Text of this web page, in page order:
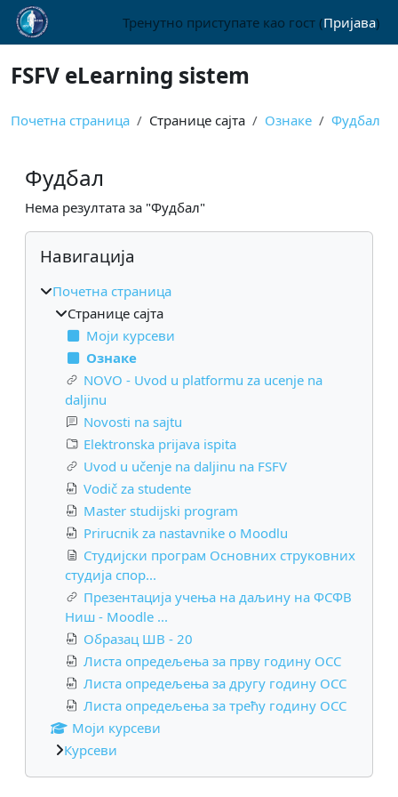
Иди на главни садржај
Тренутно приступате као гост (Пријава)
FSFV eLearning sistem
Почетна страница Странице сајта Ознаке Фудбал
Фудбал
Нема резултата за "Фудбал"
Блокови
Прескочи Навигација
Навигација
Почетна страница
Странице сајта
Моји курсеви
Ознаке
NOVO - Uvod u platformu za ucenje na
daljinu
Novosti na sajtu
Elektronska prijava ispita
Uvod u učenje na daljinu na FSFV
Vodič za studente
Master studijski program
Prirucnik za nastavnike o Moodlu
Студијски програм Основних струковних
студија спор...
Презентација учења на даљину на ФСФВ
Ниш - Moodle ...
Образац ШВ - 20
Листа опредељења за прву годину ОСС
Листа опредељења за другу годину ОСС
Листа опредељења за трећу годину ОСС
Моји курсеви
Курсеви